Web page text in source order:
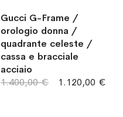
Gucci G-Frame /
orologio donna /
quadrante celeste /
cassa e bracciale
acciaio
1.120,00 €
1.400,00 €